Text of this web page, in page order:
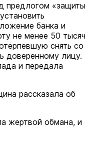
предлогом «защиты
банка и
не менее 50 тысяч
снять со
доверенному лицу.
и передала
рассказала об
жертвой обмана, и